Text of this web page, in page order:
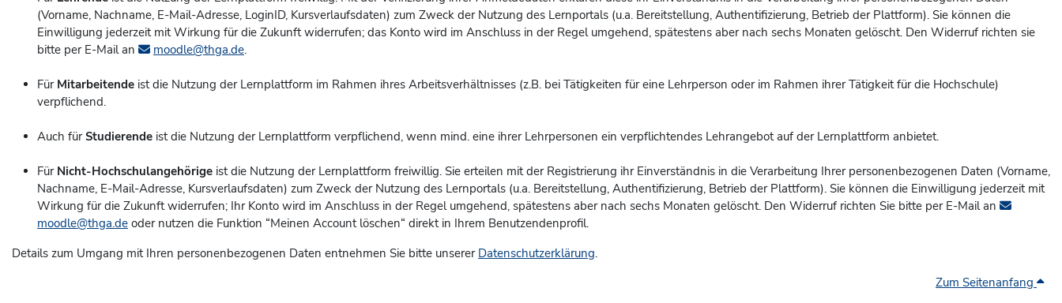
(Vorname, Nachname, E-Mail-Adresse, LoginID, Kursverlaufsdaten) zum Zweck der Nutzung des Lernportals (u.a. Bereitstellung, Authentifizierung, Betrieb der Plattform). Sie können die
Einwilligung jederzeit mit Wirkung für die Zukunft widerrufen; das Konto wird im Anschluss in der Regel umgehend, spätestens aber nach sechs Monaten gelöscht. Den Widerruf richten sie
bitte per E-Mail an
moodle@thga.de.
Für Mitarbeitende ist die Nutzung der Lernplattform im Rahmen ihres Arbeitsverhältnisses (z.B. bei Tätigkeiten für eine Lehrperson oder im Rahmen ihrer Tätigkeit für die Hochschule)
verpflichend.
Auch fürStudierende ist die Nutzung der Lernplattform verpflichend, wenn mind. eine ihrer Lehrpersonen ein verpflichtendes Lehrangebot auf der Lernplattform anbietet.
Für Nicht-Hochschulangehörige ist die Nutzung der Lernplattform freiwillig. Sie erteilen mit der Registrierung ihr Einverständnis in die Verarbeitung Ihrer personenbezogenen Daten (Vorname,
Nachname, E-Mail-Adresse, Kursverlaufsdaten) zum Zweck der Nutzung des Lernportals (u.a. Bereitstellung, Authentifizierung, Betrieb der Plattform). Sie können die Einwilligung jederzeit mit
Wirkung für die Zukunft widerrufen; Ihr Konto wird im Anschluss in der Regel umgehend, spätestens aber nach sechs Monaten gelöscht. Den Widerruf richten Sie bitte per E-Mail an
moodle@thga.de oder nutzen die Funktion “Meinen Account löschen“ direkt in Ihrem Benutzendenprofil.
Details zum Umgang mit Ihren personenbezogenen Daten entnehmen Sie bitte unserer Datenschutzerklärung.
Zum Seitenanfang